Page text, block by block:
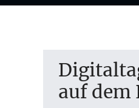
auf dem